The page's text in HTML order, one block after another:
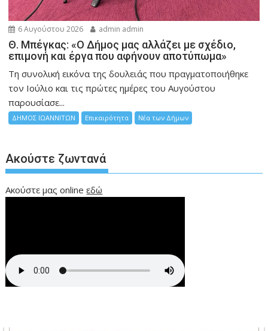
6 Αυγούστου 2026 admin admin
Θ. Μπέγκας: «Ο Δήμος μας αλλάζει με σχέδιο,
επιμονή και έργα που αφήνουν αποτύπωμα»
Τη συνολική εικόνα της δουλειάς που πραγματοποιήθηκε
τον Ιούλιο και τις πρώτες ημέρες του Αυγούστου
παρουσίασε...
ΔΗΜΟΣ ΙΩΑΝΝΙΤΩΝ Επικαιρότητα Νέα των Δήμων
Ακούστε ζωντανά
Ακούστε μας onlineεδώ